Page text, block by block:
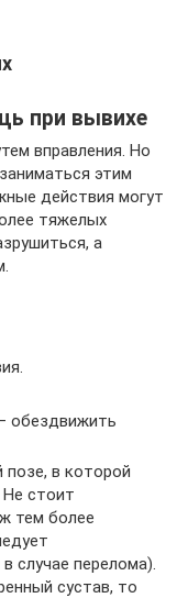
при вывихе
вправления. Но
этим
действия могут
тяжелых
а
обездвижить
в которой
Не стоит
тем более
случае перелома).
сустав, то